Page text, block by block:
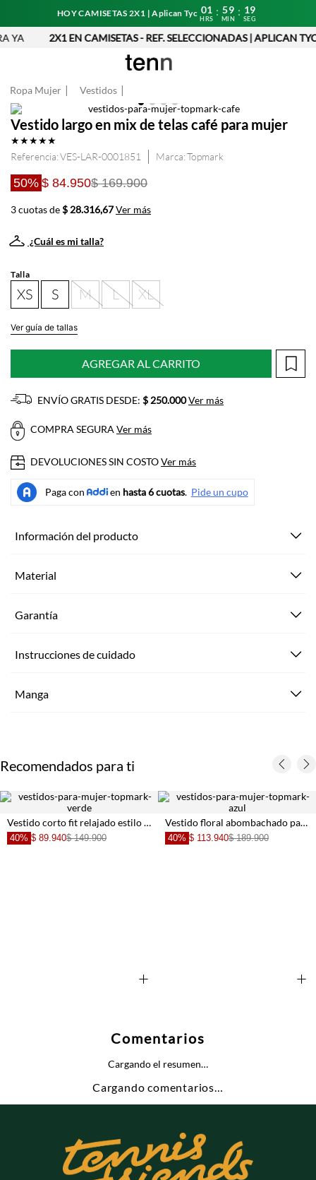
HOY CAMISETAS 2X1 | Aplican Tyc 01
HRS
: 59
MIN
: 19
SEG
YA 2X1 EN CAMISETAS - REF. SELECCIONADAS | APLICAN TYC
Ropa Mujer Vestidos
Vestido largo en mix de telas café para mujer
★★★★★
Referencia:VES-LAR-0001851 Topmark
50% $ 84.950$ 169.900
3 cuotas de$ 28.316,67Ver más
¿Cuál es mi talla?
Talla
XS S M L XL
Ver guía de tallas
AGREGAR AL CARRITO
ENVÍO GRATIS DESDE: $ 250.000Ver más
COMPRA SEGURAVer más
DEVOLUCIONES SIN COSTOVer más
Información del producto
Material
Garantía
Instrucciones de cuidado
Manga
Recomendados para ti
+
Vestido corto fit relajado estilo tejido en algodón verde lima para mujer
40% $ 89.940$ 149.900
+
Vestido floral abombachado para mujer
40% $ 113.940$ 189.900
Comentarios
Cargando el resumen…
Cargando comentarios…